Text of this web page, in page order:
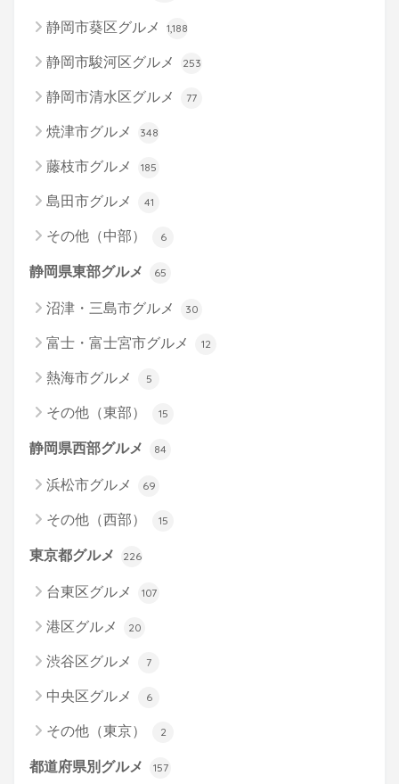
静岡市葵区グルメ 1,188
静岡市駿河区グルメ 253
静岡市清水区グルメ 77
焼津市グルメ 348
藤枝市グルメ 185
島田市グルメ 41
その他（中部） 6
静岡県東部グルメ 65
沼津・三島市グルメ 30
富士・富士宮市グルメ 12
熱海市グルメ 5
その他（東部） 15
静岡県西部グルメ 84
浜松市グルメ 69
その他（西部） 15
東京都グルメ 226
台東区グルメ 107
港区グルメ 20
渋谷区グルメ 7
中央区グルメ 6
その他（東京） 2
都道府県別グルメ 157